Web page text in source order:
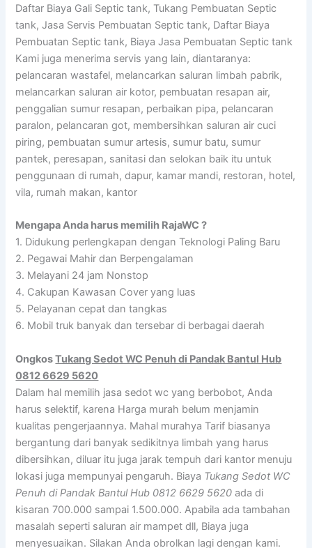
Daftar Biaya Gali Septic tank, Tukang Pembuatan Septic
tank, Jasa Servis Pembuatan Septic tank, Daftar Biaya
Pembuatan Septic tank, Biaya Jasa Pembuatan Septic tank
Kami juga menerima servis yang lain, diantaranya:
pelancaran wastafel, melancarkan saluran limbah pabrik,
melancarkan saluran air kotor, pembuatan resapan air,
penggalian sumur resapan, perbaikan pipa, pelancaran
paralon, pelancaran got, membersihkan saluran air cuci
piring, pembuatan sumur artesis, sumur batu, sumur
pantek, peresapan, sanitasi dan selokan baik itu untuk
penggunaan di rumah, dapur, kamar mandi, restoran, hotel,
vila, rumah makan, kantor
Mengapa Anda harus memilih RajaWC ?
1. Didukung perlengkapan dengan Teknologi Paling Baru
2. Pegawai Mahir dan Berpengalaman
3. Melayani 24 jam Nonstop
4. Cakupan Kawasan Cover yang luas
5. Pelayanan cepat dan tangkas
6. Mobil truk banyak dan tersebar di berbagai daerah
OngkosTukang Sedot WC Penuh di Pandak Bantul Hub
0812 6629 5620
Dalam hal memilih jasa sedot wc yang berbobot, Anda
harus selektif, karena Harga murah belum menjamin
kualitas pengerjaannya. Mahal murahya Tarif biasanya
bergantung dari banyak sedikitnya limbah yang harus
dibersihkan, diluar itu juga jarak tempuh dari kantor menuju
lokasi juga mempunyai pengaruh. Biaya Tukang Sedot WC
Penuh di Pandak Bantul Hub 0812 6629 5620 ada di
kisaran 700.000 sampai 1.500.000. Apabila ada tambahan
masalah seperti saluran air mampet dll, Biaya juga
menyesuaikan. Silakan Anda obrolkan lagi dengan kami.